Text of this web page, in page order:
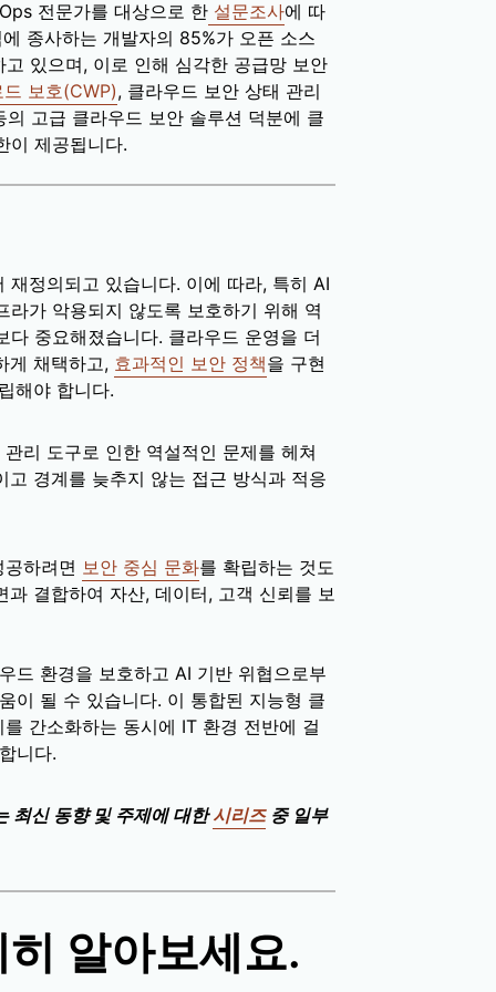
전문가를 대상으로 한 설문조사에 따
종사하는 개발자의 85%가 오픈 소스
있으며, 이로 인해 심각한 공급망 보안
보호(CWP), 클라우드 보안 상태 관리
고급 클라우드 보안 솔루션 덕분에 클
이 제공됩니다.
정의되고 있습니다. 이에 따라, 특히 AI
가 악용되지 않도록 보호하기 위해 역
중요해졌습니다. 클라우드 운영을 더
게 채택하고, 효과적인 보안 정책을 구현
해야 합니다.
리 도구로 인한 역설적인 문제를 헤쳐
경계를 늦추지 않는 접근 방식과 적응
하려면 보안 중심 문화를 확립하는 것도
결합하여 자산, 데이터, 고객 신뢰를 보
드 환경을 보호하고 AI 기반 위협으로부
이 될 수 있습니다. 이 통합된 지능형 클
간소화하는 동시에 IT 환경 전반에 걸
니다.
최신 동향 및 주제에 대한시리즈중 일부
알아보세요.